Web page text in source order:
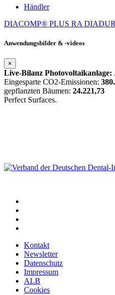
Händler
DIACOMP® PLUS RA
Anwendungsbilder & -videos
×
Live-Bilanz Photovoltaikanlage:
Eingesparte CO2-Emissionen:
gepflanzten Bäumen: 24.221,73
Perfect Surfaces.
Kontakt
Newsletter
Datenschutz
Impressum
ALB
Cookies